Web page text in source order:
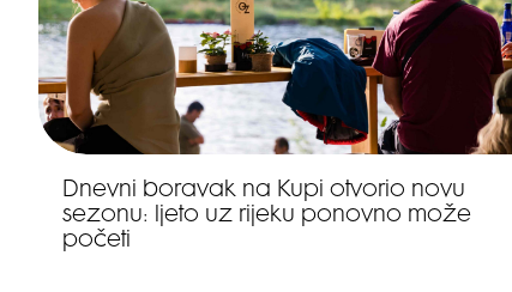
Dnevni boravak na Kupi otvorio novu
sezonu: ljeto uz rijeku ponovno može
početi